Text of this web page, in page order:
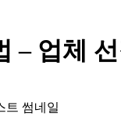
– 업체